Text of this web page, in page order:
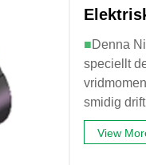
■Denna
speciellt
smidig
View